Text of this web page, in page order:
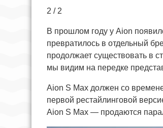
2 / 2
В прошлом году у Aion
превратилось в отдельный
продолжает существовать в
мы видим на передке
Aion S Max должен со
первой рестайлинговой
Aion S Max — продаются